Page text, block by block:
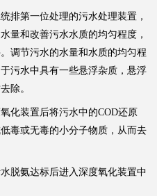
第一位处理的污水处理装置，
量和改善污水水质的均匀程度，
调节污水的水量和水质的均匀程
污水中具有一些悬浮杂质，悬浮
除。
装置后将污水中的COD还原
毒或无毒的小分子物质，从而去
氨达标后进入深度氧化装置中